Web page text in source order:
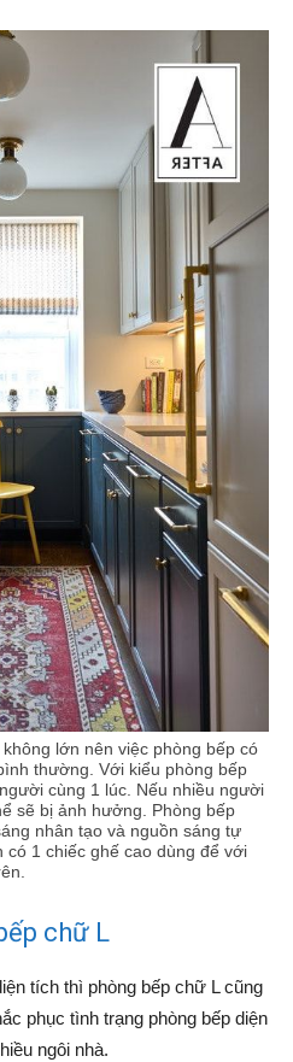
lớn nên việc phòng bếp có
thường. Với kiểu phòng bếp
cùng 1 lúc. Nếu nhiều người
sẽ bị ảnh hưởng. Phòng bếp
nhân tạo và nguồn sáng tự
1 chiếc ghế cao dùng để với
chữ L
tích thì phòng bếp chữ L cũng
phục tình trạng phòng bếp diện
ngôi nhà.